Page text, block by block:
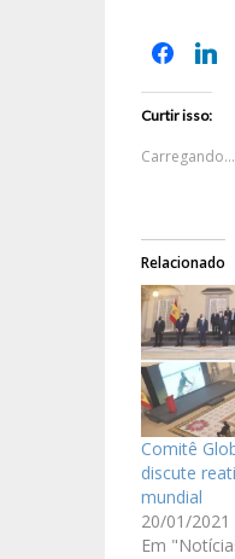
Curtir isso:
Carregando...
Relacionado
Comitê
discute
mundial
20/01/2021
Em